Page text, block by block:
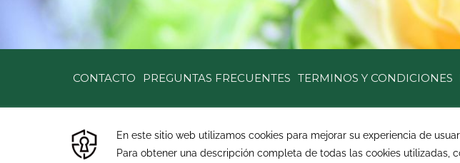
CONTACTO PREGUNTAS FRECUENTES TERMINOS Y CONDICIONES
BUENA VISTA DEL RINCON ECO
ADVENTURE PARK, HOTEL & SPA